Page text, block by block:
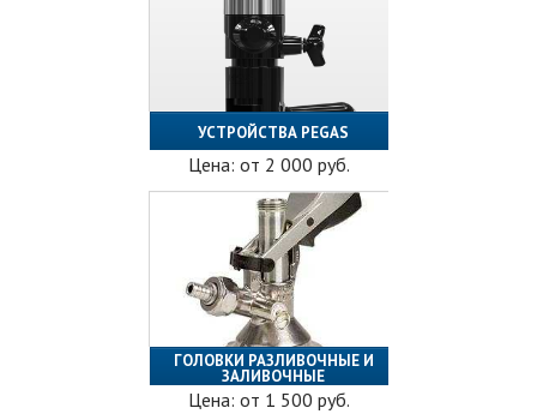
юридических лиц. Мы готовы предложить вам разные виды
дополнительные аксессуары для розлива напитков из кег в
ресторанах, барах и кафе;
оборудование для магазина разливного пива;
устройства под заказ для проведения мероприятий и т.д.
УСТРОЙСТВА PEGAS
Цена: от 2 000 руб.
ГОЛОВКИ РАЗЛИВОЧНЫЕ И
ЗАЛИВОЧНЫЕ
Цена: от 1 500 руб.